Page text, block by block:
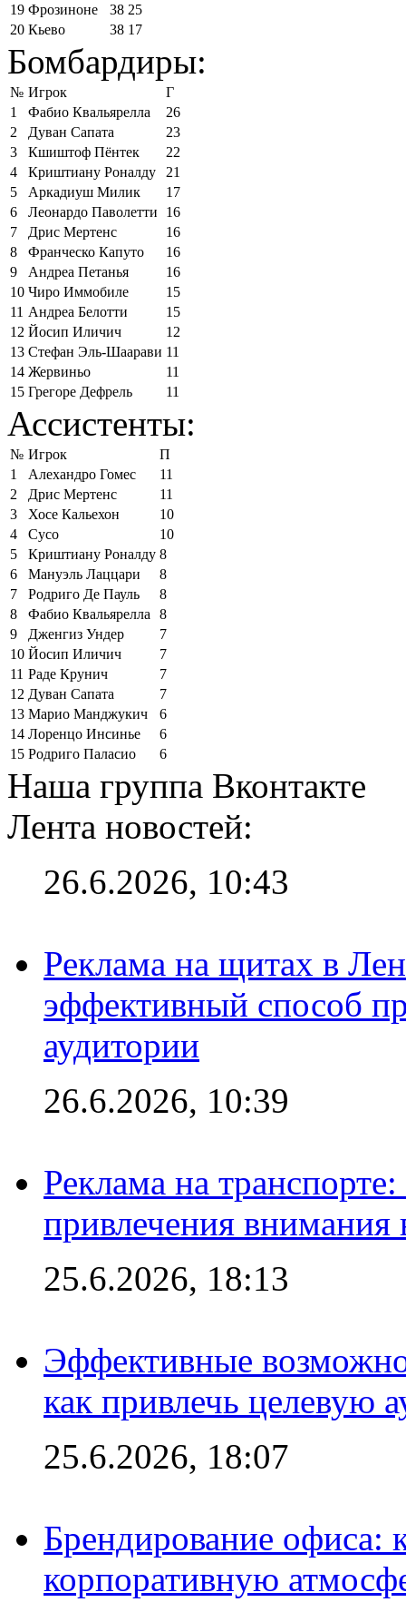
19 Фрозиноне 38 25
20 Кьево 38 17
Бомбардиры:
№ Игрок
Г
1
Фабио Квальярелла
26
2
Дуван Сапата
23
3
Кшиштоф Пёнтек
22
4
Криштиану Роналду
21
5
Аркадиуш Милик
17
6
Леонардо Паволетти
16
7
Дрис Мертенс
16
8
Франческо Капуто
16
9
Андреа Петанья
16
10 Чиро Иммобиле
15
11 Андреа Белотти
15
12 Йосип Иличич
12
13 Стефан Эль-Шаарави 11
14 Жервиньо
11
15 Грегоре Дефрель 11
Ассистенты:
№ Игрок
П
1
Алехандро Гомес
11
2
Дрис Мертенс
11
3
Хосе Кальехон
10
4
Сусо
10
5
Криштиану Роналду 8
6
Мануэль Лаццари
8
7
Родриго Де Пауль
8
8
Фабио Квальярелла
8
9
Дженгиз Ундер
7
10 Йосип Иличич
7
11 Раде Крунич
7
12 Дуван Сапата
7
13 Марио Манджукич
6
14 Лоренцо Инсинье
6
15 Родриго Паласио 6
Наша группа Вконтакте
Лента новостей:
26.6.2026, 10:43
Реклама на щитах в
эффективный способ
аудитории
26.6.2026, 10:39
Реклама на
привлечения внимания
25.6.2026, 18:13
Эффективные
как привлечь целевую
25.6.2026, 18:07
Брендирование офиса:
корпоративную